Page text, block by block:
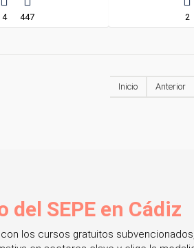
4 447 2
Inicio Anterior
SEPE en Cádiz
los cursos gratuitos